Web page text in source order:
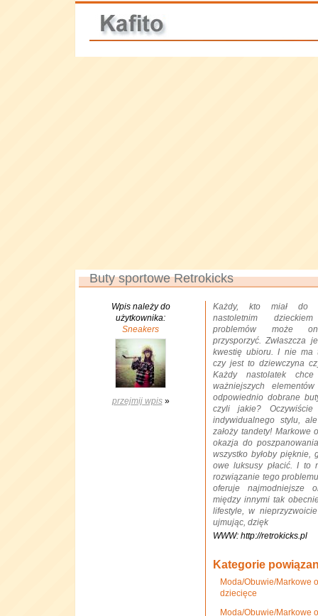
Buty sportowe Retrokicks
Wpis należy do
użytkownika:
Sneakers
przejmij wpis»
Każdy, kto miał do
nastoletnim
problemów może
przysporzyć. Zwłaszcza
kwestię ubioru. I nie ma
czy jest to dziewczyna
Każdy nastolatek
ważniejszych
odpowiednio dobrane
czyli jakie?
indywidualnego stylu,
założy tandety!
okazja do
wszystko byłoby
owe luksusy płacić. I to
rozwiązanie tego
oferuje najmodniejsze
między innymi tak
lifestyle, w
ujmując, dzięk
WWW: http://retrokicks.pl
Kategorie
Moda/Obuwie/Markowe
dziecięce
Moda/Obuwie/Markowe